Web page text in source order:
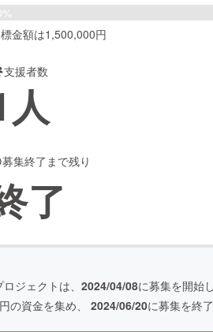
ルスケア
金額は1,500,000円
支援者数
人
募集終了まで残り
了
ジェクトは、 2024/04/08に募集を開始
円の資金を集め、 2024/06/20に募集を終